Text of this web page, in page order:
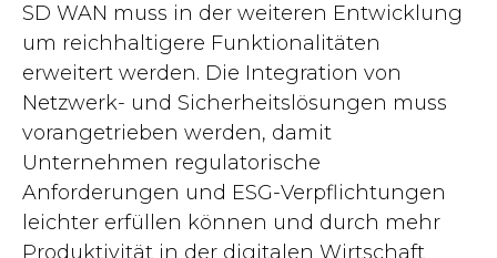
SD WAN muss in der weiteren Entwicklung
um reichhaltigere Funktionalitäten
erweitert werden. Die Integration von
Netzwerk- und Sicherheitslösungen muss
vorangetrieben werden, damit
Unternehmen regulatorische
Anforderungen und ESG-Verpflichtungen
leichter erfüllen können und durch mehr
Produktivität in der digitalen Wirtschaft